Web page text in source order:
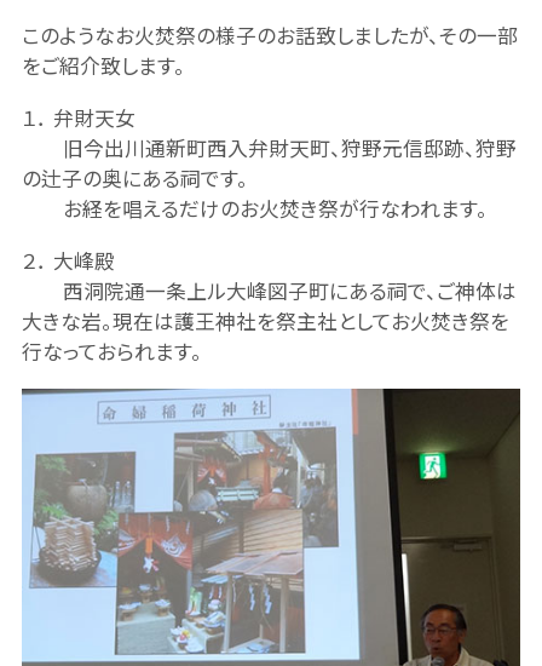
このようなお火焚祭の様子のお話致しましたが、その一部
をご紹介致します。
１． 弁財天女
旧今出川通新町西入弁財天町、狩野元信邸跡、狩野
の辻子の奥にある祠です。
お経を唱えるだけのお火焚き祭が行なわれます。
２． 大峰殿
西洞院通一条上ル大峰図子町にある祠で、ご神体は
大きな岩。現在は護王神社を祭主社としてお火焚き祭を
行なっておられます。